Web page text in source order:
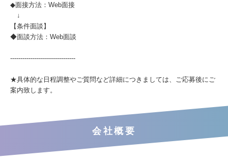
◆面接方法：Web面接
↓
【条件面談】
◆面談方法：Web面談
--------------------------------
★具体的な日程調整やご質問など詳細につきましては、ご応募後にご
案内致します。
会社概要